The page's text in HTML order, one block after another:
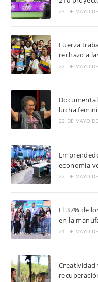
23 DE MAYO
Fuerza
rechazo a
22 DE MAYO
lucha
22 DE MAYO
economía
22 DE MAYO
El 37% de
en la
21 DE MAYO
Creatividad